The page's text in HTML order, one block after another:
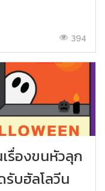
394
รื่องขนหัวลุก
รับฮัลโลวีน